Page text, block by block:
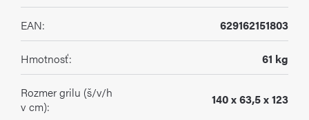
EAN: 629162151803
Hmotnosť: 61 kg
Rozmer grilu (š/v/h
v cm): 140 x 63,5 x 123